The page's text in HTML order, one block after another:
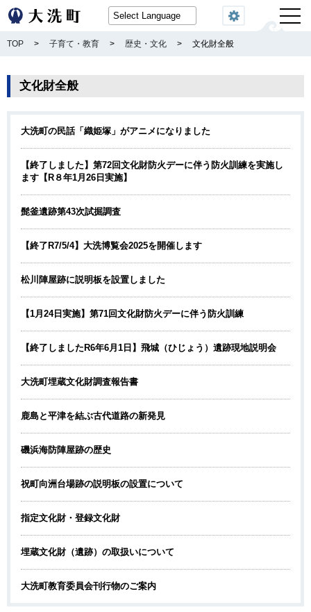
閲覧機能
TOP > 子育て・教育 > 歴史・文化 > 文化財全般
文化財全般
大洗町の民話「織姫塚」がアニメになりました
【終了しました】第72回文化財防火デーに伴う防火訓練を実施し
ます【R８年1月26日実施】
髭釜遺跡第43次試掘調査
【終了R7/5/4】大洗博覧会2025を開催します
松川陣屋跡に説明板を設置しました
【1月24日実施】第71回文化財防火デーに伴う防火訓練
【終了しましたR6年6月1日】飛城（ひじょう）遺跡現地説明会
大洗町埋蔵文化財調査報告書
鹿島と平津を結ぶ古代道路の新発見
磯浜海防陣屋跡の歴史
祝町向洲台場跡の説明板の設置について
指定文化財・登録文化財
埋蔵文化財（遺跡）の取扱いについて
大洗町教育委員会刊行物のご案内